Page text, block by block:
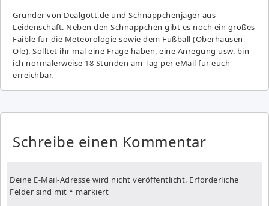
Gründer von Dealgott.de und Schnäppchenjäger aus
Leidenschaft. Neben den Schnäppchen gibt es noch ein großes
Fai­ble für die Meteorologie sowie dem Fußball (Oberhausen
Ole). Solltet ihr mal eine Frage haben, eine Anregung usw. bin
ich normalerweise 18 Stunden am Tag per eMail für euch
erreichbar.
Schreibe einen Kommentar
Deine E-Mail-Adresse wird nicht veröffentlicht. Erforderliche
Felder sind mit * markiert